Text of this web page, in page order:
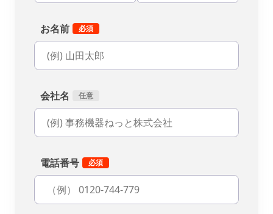
お名前
会社名
電話番号